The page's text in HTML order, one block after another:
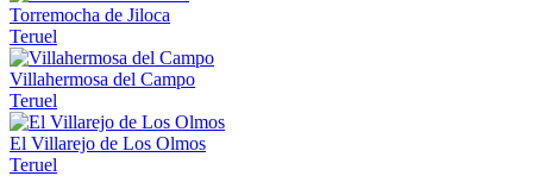
Torremocha de Jiloca
Teruel
Villahermosa del Campo
Teruel
El Villarejo de Los Olmos
Teruel